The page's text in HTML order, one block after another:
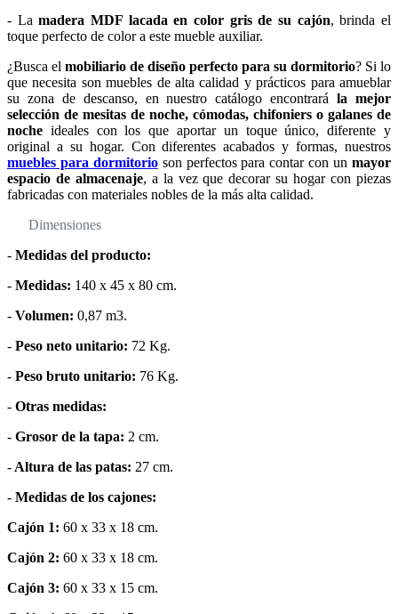
- Lamadera MDF lacada en color gris de su cajón, brinda el
toque perfecto de color a este mueble auxiliar.
¿Busca el mobiliario de diseño perfecto para su dormitorio? Si lo
que necesita son muebles de alta calidad y prácticos para amueblar
su zona de descanso, en nuestro catálogo encontrarála mejor
selección de mesitas de noche, cómodas, chifoniers o galanes de
noche ideales con los que aportar un toque único, diferente y
original a su hogar. Con diferentes acabados y formas, nuestros
muebles para dormitorioson perfectos para contar con unmayor
espacio de almacenaje, a la vez que decorar su hogar con piezas
fabricadas con materiales nobles de la más alta calidad.
Dimensiones
- Medidas del producto:
- Medidas: 140 x 45 x 80 cm.
- Volumen: 0,87 m3.
- Peso neto unitario: 72 Kg.
- Peso bruto unitario: 76 Kg.
- Otras medidas:
- Grosor de la tapa: 2 cm.
- Altura de las patas: 27 cm.
- Medidas de los cajones:
Cajón 1: 60 x 33 x 18 cm.
Cajón 2: 60 x 33 x 18 cm.
Cajón 3: 60 x 33 x 15 cm.